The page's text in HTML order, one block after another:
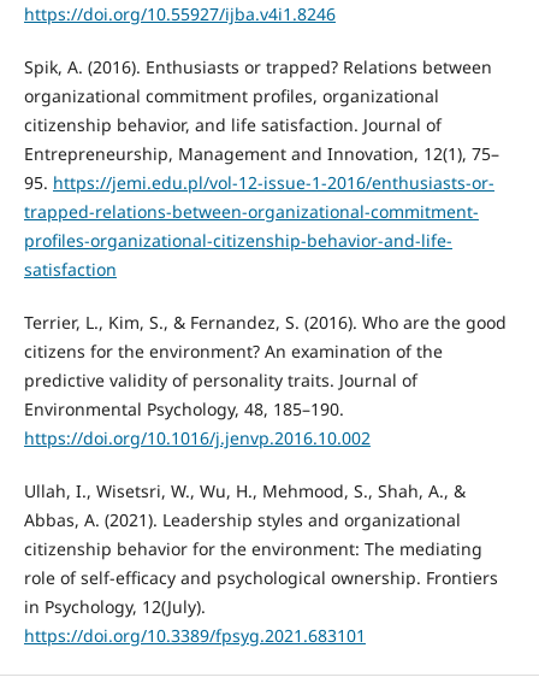
https://doi.org/10.55927/ijba.v4i1.8246
Spik, A. (2016). Enthusiasts or trapped? Relations between
organizational commitment profiles, organizational
citizenship behavior, and life satisfaction. Journal of
Entrepreneurship, Management and Innovation, 12(1), 75–
95. https://jemi.edu.pl/vol-12-issue-1-2016/enthusiasts-or-
trapped-relations-between-organizational-commitment-
profiles-organizational-citizenship-behavior-and-life-
satisfaction
Terrier, L., Kim, S., & Fernandez, S. (2016). Who are the good
citizens for the environment? An examination of the
predictive validity of personality traits. Journal of
Environmental Psychology, 48, 185–190.
https://doi.org/10.1016/j.jenvp.2016.10.002
Ullah, I., Wisetsri, W., Wu, H., Mehmood, S., Shah, A., &
Abbas, A. (2021). Leadership styles and organizational
citizenship behavior for the environment: The mediating
role of self-efficacy and psychological ownership. Frontiers
in Psychology, 12(July).
https://doi.org/10.3389/fpsyg.2021.683101